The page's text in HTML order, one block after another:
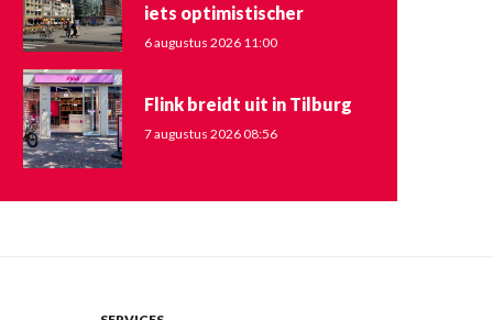
iets optimistischer
6 augustus 2026 11:00
Flink breidt uit in Tilburg
7 augustus 2026 08:56